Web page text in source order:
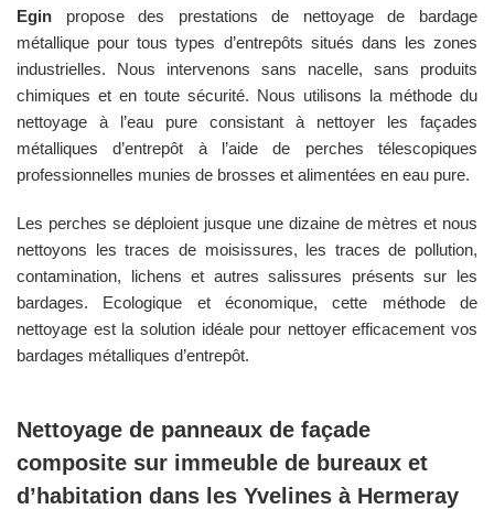
Egin propose des prestations de nettoyage de bardage
métallique pour tous types d’entrepôts situés dans les zones
industrielles. Nous intervenons sans nacelle, sans produits
chimiques et en toute sécurité. Nous utilisons la méthode du
nettoyage à l’eau pure consistant à nettoyer les façades
métalliques d’entrepôt à l’aide de perches télescopiques
professionnelles munies de brosses et alimentées en eau pure.
Les perches se déploient jusque une dizaine de mètres et nous
nettoyons les traces de moisissures, les traces de pollution,
contamination, lichens et autres salissures présents sur les
bardages. Ecologique et économique, cette méthode de
nettoyage est la solution idéale pour nettoyer efficacement vos
bardages métalliques d’entrepôt.
Nettoyage de panneaux de façade
composite sur immeuble de bureaux et
d’habitation dans les Yvelines à Hermeray